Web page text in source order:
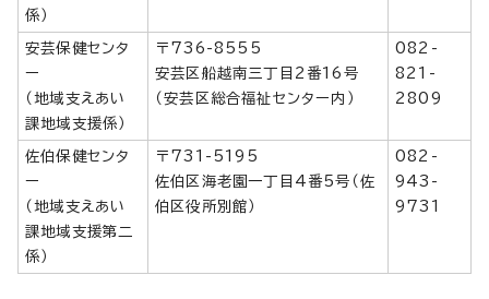
係）
安芸保健センタ
ー
（地域支えあい
課地域支援係）
〒736-8555
安芸区船越南三丁目2番16号
（安芸区総合福祉センター内）
082-
821-
2809
佐伯保健センタ
ー
（地域支えあい
課地域支援第二
係）
〒731-5195
佐伯区海老園一丁目4番5号（佐
伯区役所別館）
082-
943-
9731